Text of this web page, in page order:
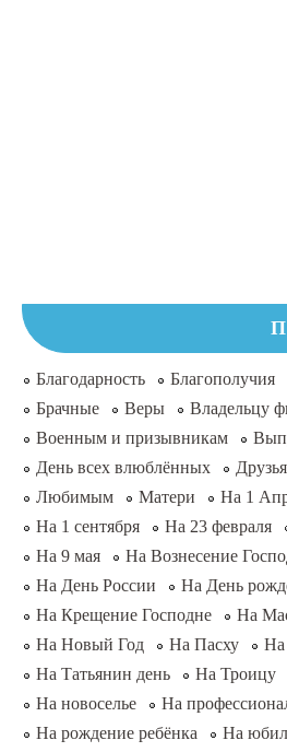
Благодарность Благополучия
Брачные
Веры
Владельцу
Военным и призывникам
День всех влюблённых
Любимым
Матери На 1
На 1 сентября
На 23 февраля
На 9 мая
На Вознесение
На День России
На День
На Крещение Господне
На
На Новый Год
На Пасху
На
На Татьянин день
На Троицу
На новоселье
На
На рождение ребёнка
На